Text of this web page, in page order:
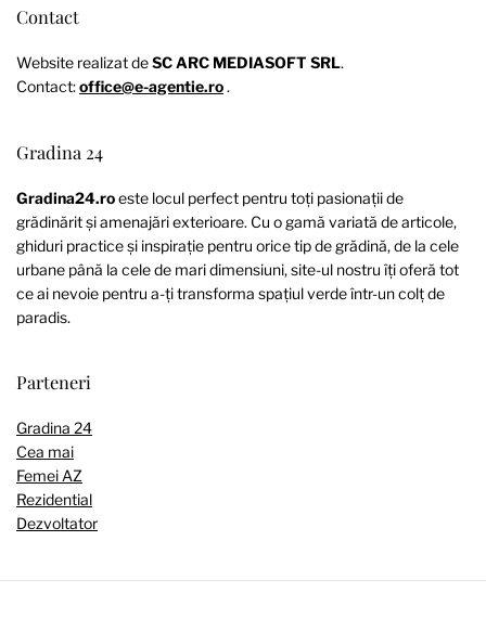
Contact
Website realizat deSC ARC MEDIASOFT SRL.
Contact:office@e-agentie.ro.
Gradina 24
Gradina24.roeste locul perfect pentru toți pasionații de
grădinărit și amenajări exterioare. Cu o gamă variată de articole,
ghiduri practice și inspirație pentru orice tip de grădină, de la cele
urbane până la cele de mari dimensiuni, site-ul nostru îți oferă tot
ce ai nevoie pentru a-ți transforma spațiul verde într-un colț de
paradis.
Parteneri
Gradina 24
Cea mai
Femei AZ
Rezidential
Dezvoltator